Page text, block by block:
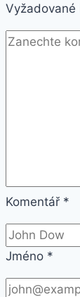
Vyžadované
Komentář *
Jméno *